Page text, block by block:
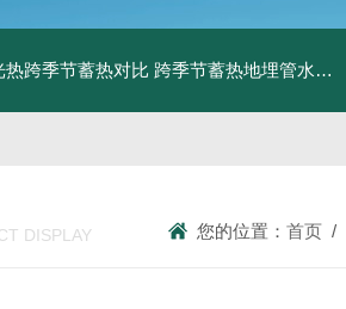
跨季节蓄热对比 跨季节蓄热地埋管水池湖面储热技术研究对比
DISPLAY 您的位置：首页 /